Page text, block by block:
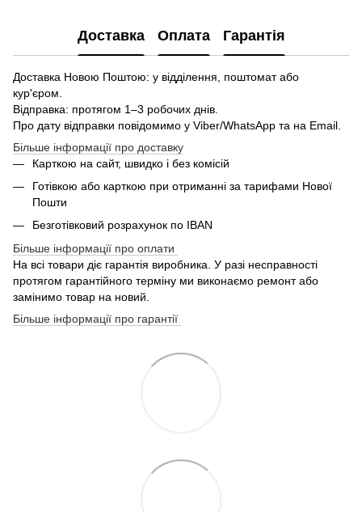
Доставка Оплата Гарантія
Доставка Новою Поштою: у відділення, поштомат або
кур'єром.
Відправка: протягом 1–3 робочих днів.
Про дату відправки повідомимо у Viber/WhatsApp та на Email.
Більше інформації про доставку
Карткою на сайт, швидко і без комісій
Готівкою або карткою при отриманні за тарифами Нової
Пошти
Безготівковий розрахунок по IBAN
Більше інформації про оплати
На всі товари діє гарантія виробника. У разі несправності
протягом гарантійного терміну ми виконаємо ремонт або
замінимо товар на новий.
Більше інформації про гарантії